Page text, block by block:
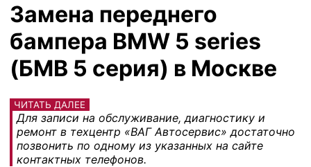
Замена переднего
бампера BMW 5 series
(БМВ 5 серия) в Москве
ЧИТАТЬ ДАЛЕЕ
Для записи на обслуживание, диагностику и
ремонт в техцентр «ВАГ Автосервис» достаточно
позвонить по одному из указанных на сайте
контактных телефонов.